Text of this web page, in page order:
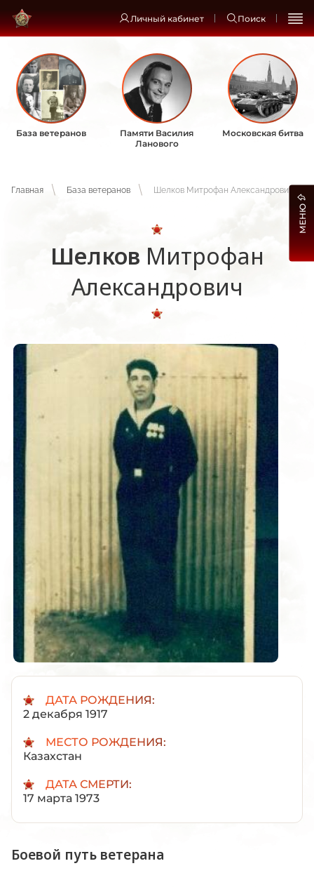
Личный кабинет Поиск
База ветеранов
Памяти Василия
Ланового
Московская битва
Главная База ветеранов Шелков Митрофан Александрович
Шелков Митрофан
Александрович
ДАТА РОЖДЕНИЯ:
2 декабря 1917
МЕСТО РОЖДЕНИЯ:
Казахстан
ДАТА СМЕРТИ:
17 марта 1973
Боевой путь ветерана
МЕНЮ